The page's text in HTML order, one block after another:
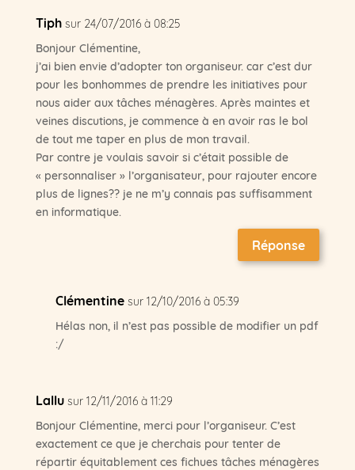
Tiph sur 24/07/2016 à 08:25
Bonjour Clémentine,
j’ai bien envie d’adopter ton organiseur. car c’est dur
pour les bonhommes de prendre les initiatives pour
nous aider aux tâches ménagères. Après maintes et
veines discutions, je commence à en avoir ras le bol
de tout me taper en plus de mon travail.
Par contre je voulais savoir si c’était possible de
« personnaliser » l’organisateur, pour rajouter encore
plus de lignes?? je ne m’y connais pas suffisamment
en informatique.
Réponse
Clémentine sur 12/10/2016 à 05:39
Hélas non, il n’est pas possible de modifier un pdf
:/
Lallu sur 12/11/2016 à 11:29
Bonjour Clémentine, merci pour l’organiseur. C’est
exactement ce que je cherchais pour tenter de
répartir équitablement ces fichues tâches ménagères